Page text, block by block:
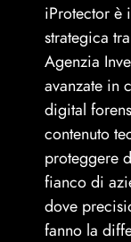
iProtector è
strategica
Agenzia
avanzate in
digital
contenuto
proteggere
fianco di
dove
fanno la